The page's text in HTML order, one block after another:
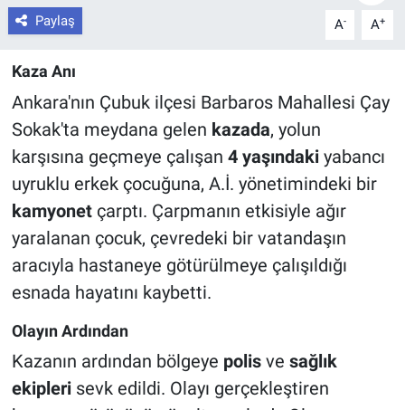
Paylaş A- A+
Kaza Anı
Ankara'nın Çubuk ilçesi Barbaros Mahallesi Çay
Sokak'ta meydana gelen kazada, yolun
karşısına geçmeye çalışan 4 yaşındakiyabancı
uyruklu erkek çocuğuna, A.İ. yönetimindeki bir
kamyonetçarptı. Çarpmanın etkisiyle ağır
yaralanan çocuk, çevredeki bir vatandaşın
aracıyla hastaneye götürülmeye çalışıldığı
esnada hayatını kaybetti.
Olayın Ardından
Kazanın ardından bölgeye polisve sağlık
ekiplerisevk edildi. Olayı gerçekleştiren